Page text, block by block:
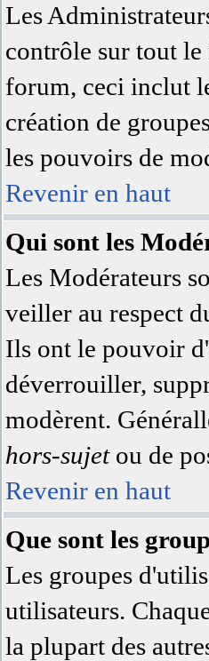
Les
contrôle sur tout le
forum, ceci inclut
création de
les pouvoirs de
Revenir en haut
Qui sont les
Les Modérateurs
veiller au respect
Ils ont le pouvoir
déverrouiller,
modèrent.
hors-sujetou de
Revenir en haut
Que sont les
Les groupes
utilisateurs.
la plupart des